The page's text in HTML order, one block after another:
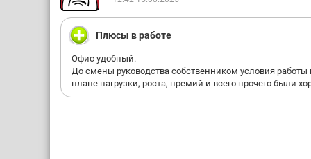
Плюсы в работе
Офис удобный.
До смены руководства собственником условия работы
плане нагрузки, роста, премий и всего прочего были